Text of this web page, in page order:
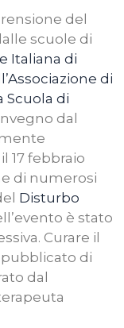
del
scuole di
Italiana di
di
Scuola di
dal
17 febbraio
di numerosi
Disturbo
è stato
Curare il
di
dal